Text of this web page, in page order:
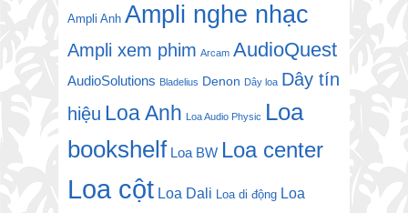
Ampli Anh Ampli nghe nhạc
Ampli xem phim Arcam AudioQuest
AudioSolutions Bladelius Denon Dây loa Dây tín
hiệu Loa Anh Loa Audio Physic Loa
bookshelf Loa BW Loa center
Loa cột Loa Dali Loa di động Loa